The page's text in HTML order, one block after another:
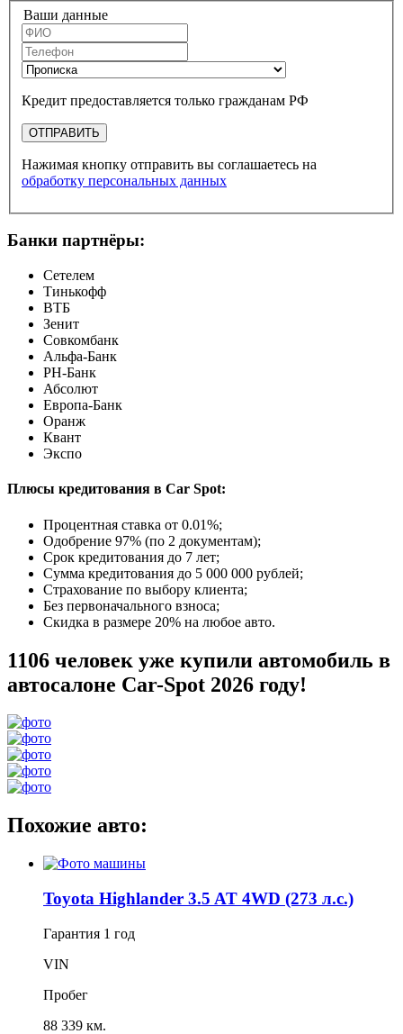
Ваши данные
Кредит предоставляется только гражданам РФ
ОТПРАВИТЬ
Нажимая кнопку отправить вы соглашаетесь на
обработку персональных данных
Банки партнёры:
Сетелем
Тинькофф
ВТБ
Зенит
Совкомбанк
Альфа-Банк
РН-Банк
Абсолют
Европа-Банк
Оранж
Квант
Экспо
Плюсы кредитования в Car Spot:
Процентная ставка от 0.01%;
Одобрение 97% (по 2 документам);
Срок кредитования до 7 лет;
Сумма кредитования до 5 000 000 рублей;
Страхование по выбору клиента;
Без первоначального взноса;
Скидка в размере 20% на любое авто.
1106 человек уже купили автомобиль в
автосалоне Car-Spot 2026 году!
Похожие авто:
Toyota Highlander 3.5 AT 4WD (273 л.с.)
Гарантия 1 год
VIN
Пробег
88 339 км.